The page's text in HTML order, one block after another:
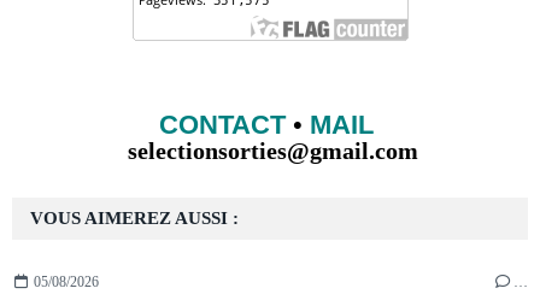
VOUS AIMEREZ AUSSI :
05/08/2026 …
CONTACT• MAIL
selectionsorties@gmail.com